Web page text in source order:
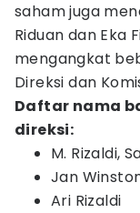
saham juga
Riduan dan Eka
mengangkat
Direksi dan
Daftar nama
direksi:
M. Rizaldi,
Jan
Ari Rizaldi